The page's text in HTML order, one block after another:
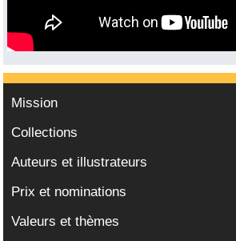
Mission
Collections
Auteurs et illustrateurs
Prix et nominations
Valeurs et thèmes